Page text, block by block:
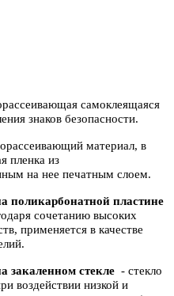
самоклеящаяся
знаков безопасности.
материал, в
пленка из
на нее печатным слоем.
поликарбонатной пластине
сочетанию высоких
применяется в качестве
закаленном стекле - стекло
воздействии низкой и